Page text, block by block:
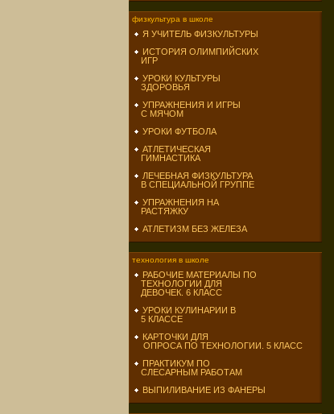
физкультура в школе
Я УЧИТЕЛЬ ФИЗКУЛЬТУРЫ
ИСТОРИЯ ОЛИМПИЙСКИХ
ИГР
УРОКИ КУЛЬТУРЫ
ЗДОРОВЬЯ
УПРАЖНЕНИЯ И ИГРЫ
С МЯЧОМ
УРОКИ ФУТБОЛА
АТЛЕТИЧЕСКАЯ
ГИМНАСТИКА
ЛЕЧЕБНАЯ ФИЗКУЛЬТУРА
В СПЕЦИАЛЬНОЙ ГРУППЕ
УПРАЖНЕНИЯ НА
РАСТЯЖКУ
АТЛЕТИЗМ БЕЗ ЖЕЛЕЗА
технология в школе
РАБОЧИЕ МАТЕРИАЛЫ ПО
ТЕХНОЛОГИИ ДЛЯ
ДЕВОЧЕК. 6 КЛАСС
УРОКИ КУЛИНАРИИ В
5 КЛАССЕ
КАРТОЧКИ ДЛЯ
ОПРОСА ПО ТЕХНОЛОГИИ. 5 КЛАСС
ПРАКТИКУМ ПО
СЛЕСАРНЫМ РАБОТАМ
ВЫПИЛИВАНИЕ ИЗ ФАНЕРЫ